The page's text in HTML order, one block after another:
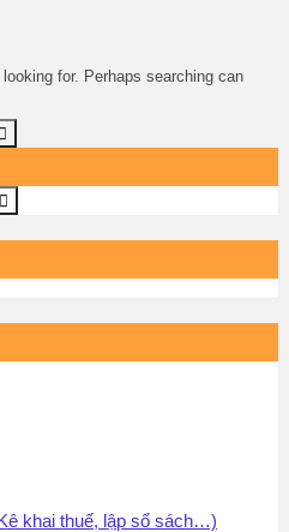
looking for. Perhaps searching can
khai thuế, lập sổ sách…)